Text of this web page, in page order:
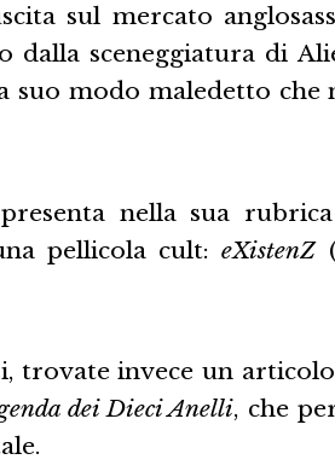
sul mercato
dalla sceneggiatura di
suo modo maledetto che
nella sua
pellicola cult:eXistenZ
trovate invece un
dei Dieci Anelli, che